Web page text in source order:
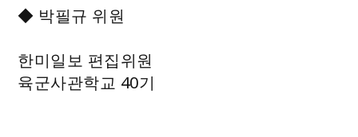
◆ 박필규 위원
한미일보 편집위원
육군사관학교 40기